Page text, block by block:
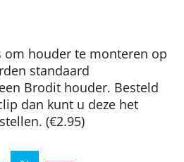
om houder te monteren op
standaard
Brodit houder. Besteld
dan kunt u deze het
(€2.95)